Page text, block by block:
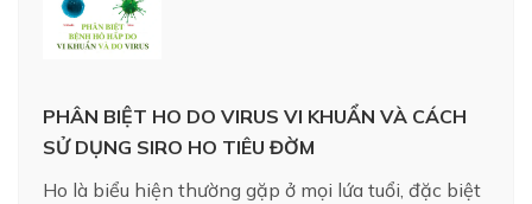
PHÂN BIỆT HO DO VIRUS VI KHUẨN VÀ CÁCH
SỬ DỤNG SIRO HO TIÊU ĐỜM
Ho là biểu hiện thường gặp ở mọi lứa tuổi, đặc biệt